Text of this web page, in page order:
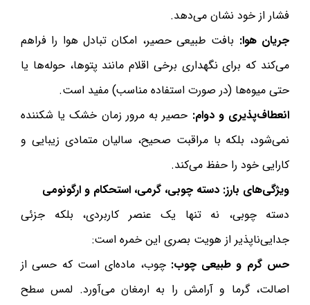
فشار از خود نشان می‌دهد.
جریان هوا: بافت طبیعی حصیر، امکان تبادل هوا را فراهم
می‌کند که برای نگهداری برخی اقلام مانند پتوها، حوله‌ها یا
حتی میوه‌ها (در صورت استفاده مناسب) مفید است.
انعطاف‌پذیری و دوام: حصیر به مرور زمان خشک یا شکننده
نمی‌شود، بلکه با مراقبت صحیح، سالیان متمادی زیبایی و
کارایی خود را حفظ می‌کند.
ویژگی‌های بارز: دسته چوبی، گرمی، استحکام و ارگونومی
دسته چوبی، نه تنها یک عنصر کاربردی، بلکه جزئی
جدایی‌ناپذیر از هویت بصری این خمره است:
حس گرم و طبیعی چوب: چوب، ماده‌ای است که حسی از
اصالت، گرما و آرامش را به ارمغان می‌آورد. لمس سطح